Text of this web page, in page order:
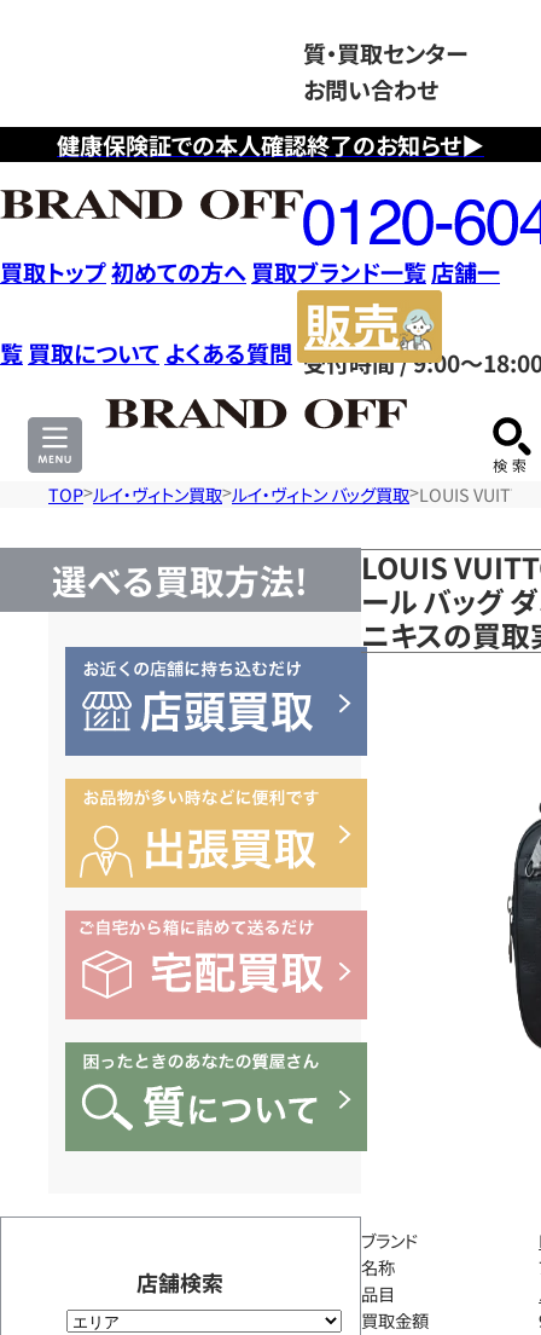
健康保険証での本人確認終了のお知らせ▶
質・買取センター
お問い合わせ
フ
リ
ー
ダ
イ
ヤ
ル
0120604117
受付時間 / 9:00～
買取トップ初めての方へ 買取ブランド一覧店舗一
覧 買取について よくある質問
サ
TOP ルイ・ヴィトン買取 ルイ・ヴィトン バッグ買取 LOUIS
選べる買取方法!
店舗検索
LOUIS
ール バッグ
ニキスの買取
ブランド
名称
品目
買取金額